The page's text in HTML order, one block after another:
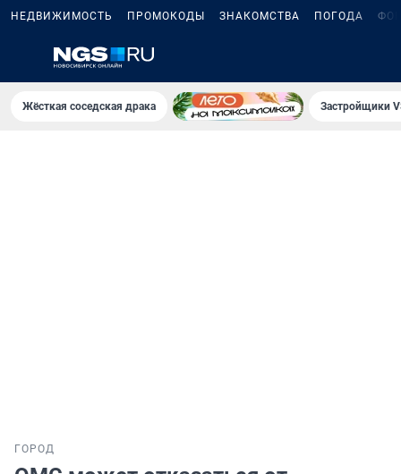
НЕДВИЖИМОСТЬ ПРОМОКОДЫ ЗНАКОМСТВА ПОГОДА
Жёсткая соседская драка Застройщики
ГОРОД